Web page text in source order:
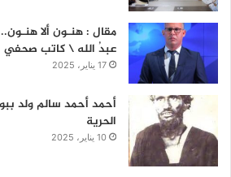
مقال : هنـون ألا
عبدُ الله \ كاتب صحفي
17 يناير، 2025
أحمد أحمد سالم ولد
الحرية
10 يناير، 2025